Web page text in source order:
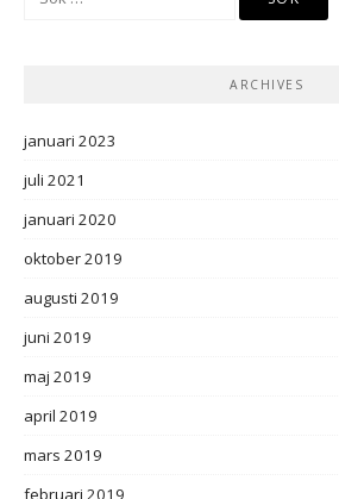
ARCHIVES
januari 2023
juli 2021
januari 2020
oktober 2019
augusti 2019
juni 2019
maj 2019
april 2019
mars 2019
februari 2019